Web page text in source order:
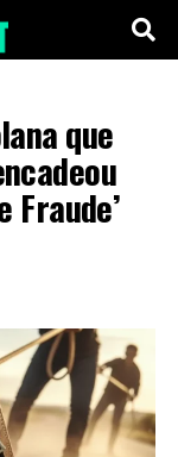
que
Fraude’